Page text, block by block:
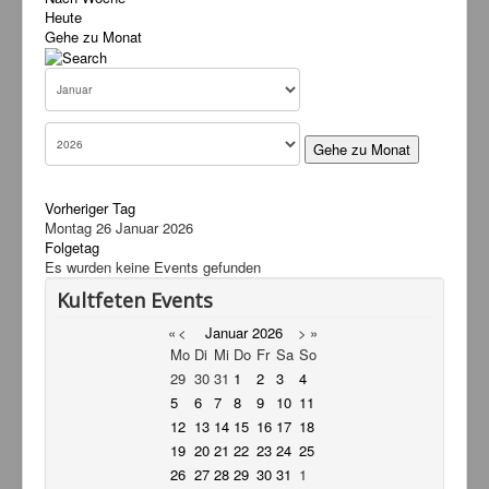
Service
Livestream
Links
Kontakt
Heute
Gehe zu Monat
Gehe zu Monat
Vorheriger Tag
Montag 26 Januar 2026
Folgetag
Es wurden keine Events gefunden
Kultfeten Events
« < Januar 2026 > »
Mo Di Mi Do Fr Sa So
29 30 31 1 2 3
4
5
6 7 8 9 10 11
12 13 14 15 16 17 18
19 20 21 22 23 24 25
26 27 28 29 30 31 1